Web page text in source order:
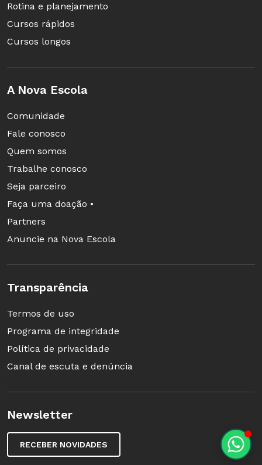
Rotina e planejamento
Cursos rápidos
Cursos longos
A Nova Escola
Comunidade
Fale conosco
Quem somos
Trabalhe conosco
Seja parceiro
Faça uma doação •
Partners
Anuncie na Nova Escola
Transparência
Termos de uso
Programa de integridade
Política de privacidade
Canal de escuta e denúncia
Newsletter
RECEBER NOVIDADES